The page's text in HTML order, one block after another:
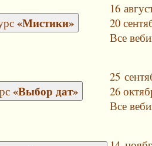
«Мистики»
16
20
Все
«Выбор дат»
25
26
Все